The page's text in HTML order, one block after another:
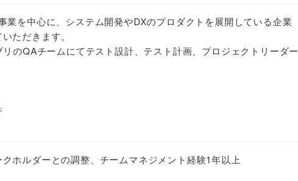
業を中心に、システム開発やDXのプロダクトを展開している企業
ただきます。
のQAチームにてテスト設計、テスト計画、プロジェクトリーダー
ホルダーとの調整、チームマネジメント経験1年以上